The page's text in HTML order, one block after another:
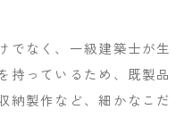
でなく、一級建築士が生
持っているため、既製品
納製作など、細かなこだ